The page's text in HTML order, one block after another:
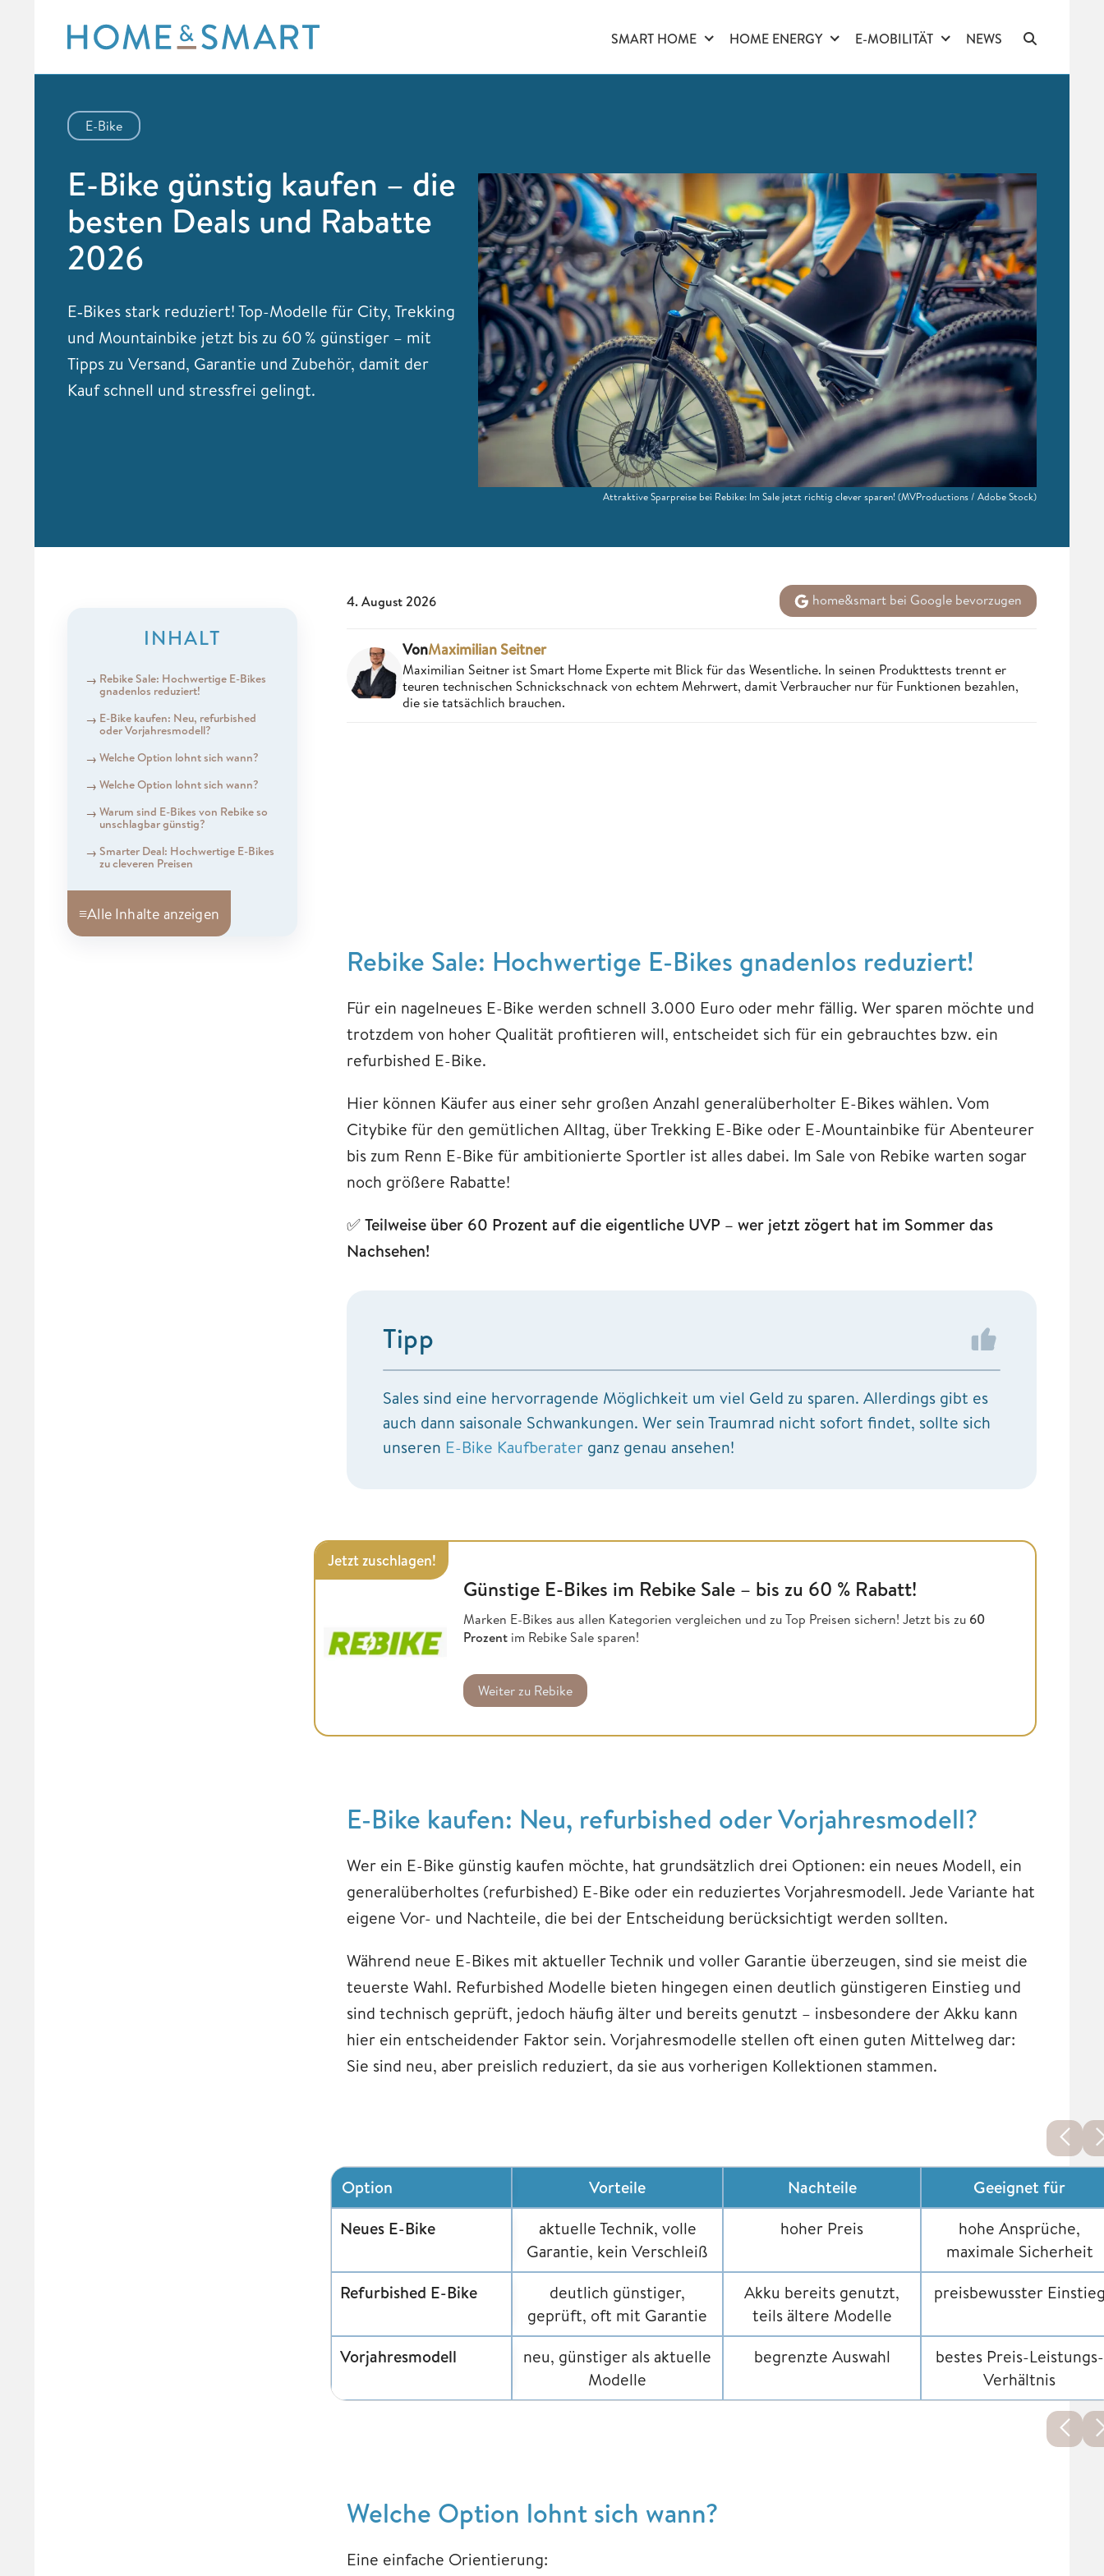
content
SMART HOME HOME ENERGY E-MOBILITÄT NEWS
E-Bike
E-Bike günstig kaufen – die
besten Deals und Rabatte
2026
E‑Bikes stark reduziert! Top-Modelle für City, Trekking
und Mountainbike jetzt bis zu 60 % günstiger – mit
Tipps zu Versand, Garantie und Zubehör, damit der
Kauf schnell und stressfrei gelingt.
Attraktive Sparpreise bei Rebike: Im Sale jetzt richtig clever sparen!(MVProductions / Adobe Stock)
INHALT
Rebike Sale: Hochwertige E-Bikes
gnadenlos reduziert!
E-Bike kaufen: Neu, refurbished
oder Vorjahresmodell?
Welche Option lohnt sich wann?
Welche Option lohnt sich wann?
Warum sind E-Bikes von Rebike so
unschlagbar günstig?
Smarter Deal: Hochwertige E-Bikes
zu cleveren Preisen
≡Alle Inhalte anzeigen
4. August 2026 home&smart bei Google bevorzugen
VonMaximilian Seitner
Maximilian Seitner ist Smart Home Experte mit Blick für das Wesentliche. In seinen Produkttests trennt er
teuren technischen Schnickschnack von echtem Mehrwert, damit Verbraucher nur für Funktionen bezahlen,
die sie tatsächlich brauchen.
Rebike Sale: Hochwertige E-Bikes gnadenlos reduziert!
Für ein nagelneues E-Bike werden schnell 3.000 Euro oder mehr fällig. Wer sparen möchte und
trotzdem von hoher Qualität profitieren will, entscheidet sich für ein gebrauchtes bzw. ein
refurbished E-Bike.
Hier können Käufer aus einer sehr großen Anzahl generalüberholter E-Bikes wählen. Vom
Citybike für den gemütlichen Alltag, über Trekking E-Bike oder E-Mountainbike für Abenteurer
bis zum Renn E-Bike für ambitionierte Sportler ist alles dabei. Im Sale von Rebike warten sogar
noch größere Rabatte!
✅Teilweise über 60 Prozent auf die eigentliche UVP – wer jetzt zögert hat im Sommer das
Nachsehen!
Tipp
Sales sind eine hervorragende Möglichkeit um viel Geld zu sparen. Allerdings gibt es
auch dann saisonale Schwankungen. Wer sein Traumrad nicht sofort findet, sollte sich
unseren E-Bike Kaufberater ganz genau ansehen!
Jetzt zuschlagen!
Günstige E-Bikes im Rebike Sale – bis zu 60 % Rabatt!
Marken E-Bikes aus allen Kategorien vergleichen und zu Top Preisen sichern! Jetzt bis zu 60
Prozent im Rebike Sale sparen!
Weiter zu Rebike
E-Bike kaufen: Neu, refurbished oder Vorjahresmodell?
Wer ein E-Bike günstig kaufen möchte, hat grundsätzlich drei Optionen: ein neues Modell, ein
generalüberholtes (refurbished) E-Bike oder ein reduziertes Vorjahresmodell. Jede Variante hat
eigene Vor- und Nachteile, die bei der Entscheidung berücksichtigt werden sollten.
Während neue E-Bikes mit aktueller Technik und voller Garantie überzeugen, sind sie meist die
teuerste Wahl. Refurbished Modelle bieten hingegen einen deutlich günstigeren Einstieg und
sind technisch geprüft, jedoch häufig älter und bereits genutzt – insbesondere der Akku kann
hier ein entscheidender Faktor sein. Vorjahresmodelle stellen oft einen guten Mittelweg dar:
Sie sind neu, aber preislich reduziert, da sie aus vorherigen Kollektionen stammen.
Option Vorteile Nachteile
Geeignet für
Neues E-Bike
aktuelle Technik, volle
Garantie, kein Verschleiß
hoher Preis
hohe Ansprüche,
maximale Sicherheit
Refurbished E-Bike
deutlich günstiger,
geprüft, oft mit Garantie
Akku bereits genutzt,
teils ältere Modelle
preisbewusster
Vorjahresmodell
neu, günstiger als aktuelle
Modelle
begrenzte Auswahl
bestes Preis-Leistungs-
Verhältnis
Welche Option lohnt sich wann?
Eine einfache Orientierung: